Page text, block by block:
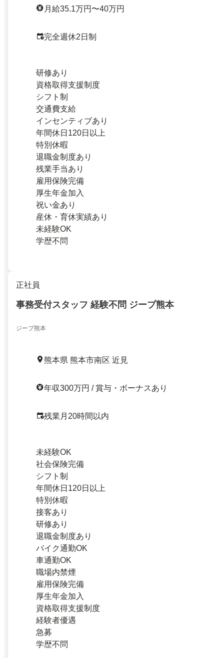
月給35.1万円〜40万円
完全週休2日制
研修あり
資格取得支援制度
シフト制
交通費支給
インセンティブあり
年間休日120日以上
特別休暇
退職金制度あり
残業手当あり
雇用保険完備
厚生年金加入
祝い金あり
産休・育休実績あり
未経験OK
学歴不問
正社員
事務受付スタッフ 経験不問 ジープ熊本
ジープ熊本
熊本県 熊本市南区 近見
年収300万円 / 賞与・ボーナスあり
残業月20時間以内
未経験OK
社会保険完備
シフト制
年間休日120日以上
特別休暇
接客あり
研修あり
退職金制度あり
バイク通勤OK
車通勤OK
職場内禁煙
雇用保険完備
厚生年金加入
資格取得支援制度
経験者優遇
急募
学歴不問